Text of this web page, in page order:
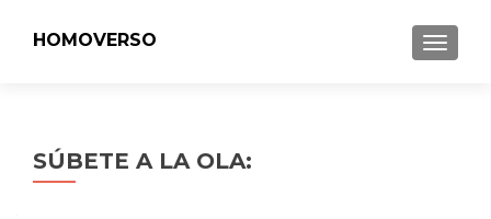
MENU
HOMOVERSO
SÚBETE A LA OLA: